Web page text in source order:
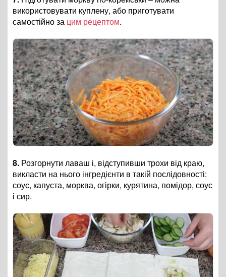
використовувати куплену, або приготувати
самостійно за цим рецептом.
8. Розгорнути лаваш і, відступивши трохи від краю,
викласти на нього інгредієнти в такій послідовності:
соус, капуста, морква, огірки, курятина, помідор, соус
і сир.